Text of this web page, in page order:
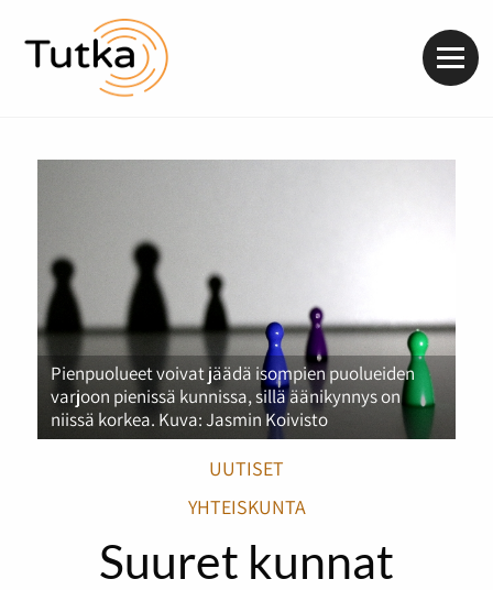
Pienpuolueet voivat jäädä isompien puolueiden
varjoon pienissä kunnissa, sillä äänikynnys on
niissä korkea. Kuva: Jasmin Koivisto
UUTISET
YHTEISKUNTA
Suuret kunnat